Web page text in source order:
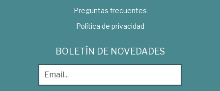
Preguntas frecuentes
Política de privacidad
BOLETÍN DE NOVEDADES